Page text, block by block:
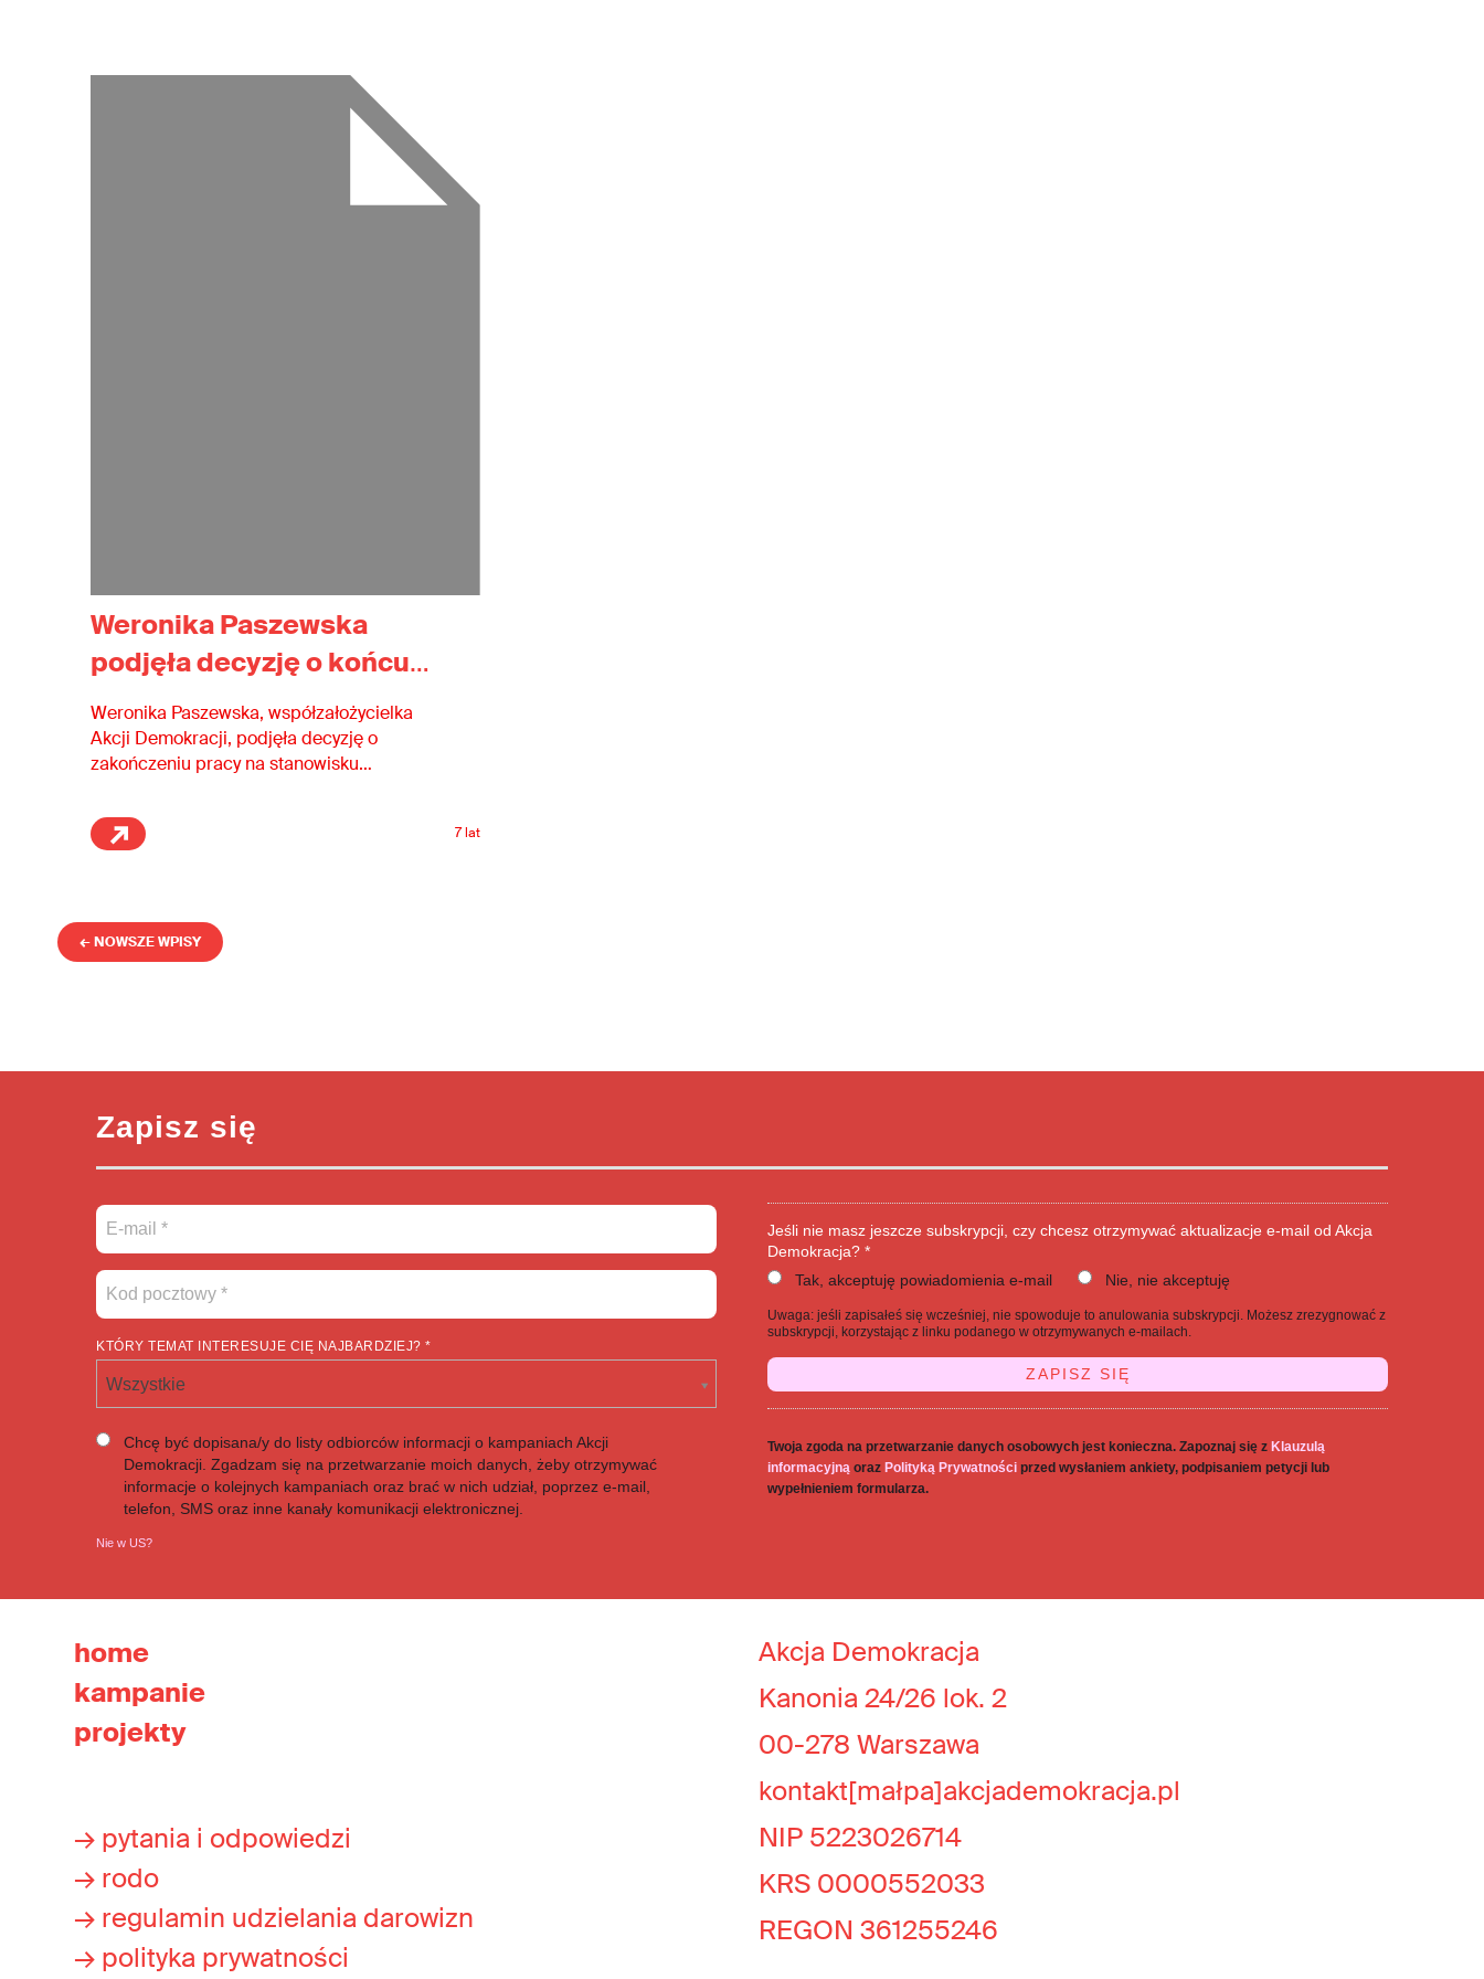
Weronika Paszewska
podjęła decyzję o końcu
pracy na stanowisku
dyrektorki i przekazaniu
sterów w nowe ręce
Weronika Paszewska, współzałożycielka
Akcji Demokracji, podjęła decyzję o
zakończeniu pracy na stanowisku
7 lat
← NOWSZE WPISY
Zapisz się
KTÓRY TEMAT INTERESUJE CIĘ NAJBARDZIEJ? *
Wszystkie
Chcę być dopisana/y do listy odbiorców informacji o kampaniach Akcji
Demokracji. Zgadzam się na przetwarzanie moich danych, żeby otrzymywać
informacje o kolejnych kampaniach oraz brać w nich udział, poprzez e-mail,
telefon, SMS oraz inne kanały komunikacji elektronicznej.
Nie wUS?
Jeśli nie masz jeszcze subskrypcji, czy chcesz otrzymywać aktualizacje e-mail od Akcja
Demokracja? *
Tak, akceptuję powiadomienia e-mail
Nie, nie akceptuję
Uwaga: jeśli zapisałeś się wcześniej, nie spowoduje to anulowania subskrypcji. Możesz zrezygnować z
subskrypcji, korzystając z linku podanego w otrzymywanych e-mailach.
Twoja zgoda na przetwarzanie danych osobowych jest konieczna. Zapoznaj się z Klauzulą
informacyjną oraz Polityką Prywatności przed wysłaniem ankiety, podpisaniem petycji lub
wypełnieniem formularza.
home
kampanie
projekty
→ pytania i odpowiedzi
→ rodo
→ regulamin udzielania darowizn
→ polityka prywatności
Akcja Demokracja
Kanonia 24/26 lok. 2
00-278 Warszawa
kontakt[małpa]akcjademokracja.pl
NIP 5223026714
KRS 0000552033
REGON 361255246